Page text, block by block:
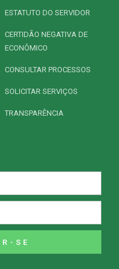
ESTATUTO DO SERVIDOR
CERTIDÃO NEGATIVA DE
ECONÔMICO
CONSULTAR PROCESSOS
SOLICITAR SERVIÇOS
TRANSPARÊNCIA
SE